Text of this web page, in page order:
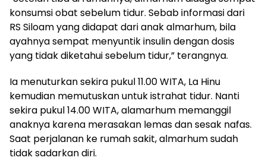
konsumsi obat sebelum tidur. Sebab informasi dari
RS Siloam yang didapat dari anak almarhum, bila
ayahnya sempat menyuntik insulin dengan dosis
yang tidak diketahui sebelum tidur,” terangnya.
Ia menuturkan sekira pukul 11.00 WITA, La Hinu
kemudian memutuskan untuk istrahat tidur. Nanti
sekira pukul 14.00 WITA, alamarhum memanggil
anaknya karena merasakan lemas dan sesak nafas.
Saat perjalanan ke rumah sakit, almarhum sudah
tidak sadarkan diri.